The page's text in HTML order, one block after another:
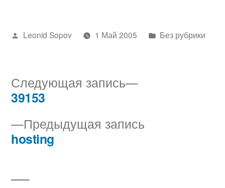
Написано
Leonid Sopov 1 Май 2005
Написано
Без рубрики
Навигация
по
записям
Предыдущая запись
hosting
Следующая запись
Следующая
39153